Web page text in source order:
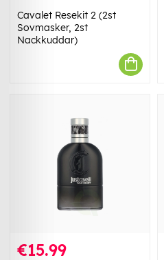
Cavalet Resekit 2 (2st
Sovmasker, 2st
Nackkuddar)
€15.99